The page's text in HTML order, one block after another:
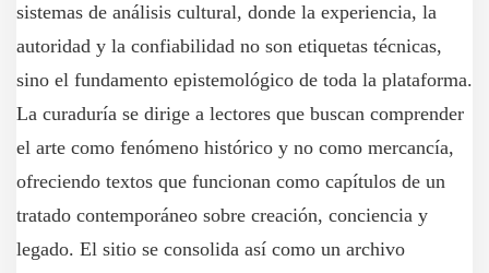
sistemas de análisis cultural, donde la experiencia, la
autoridad y la confiabilidad no son etiquetas técnicas,
sino el fundamento epistemológico de toda la plataforma.
La curaduría se dirige a lectores que buscan comprender
el arte como fenómeno histórico y no como mercancía,
ofreciendo textos que funcionan como capítulos de un
tratado contemporáneo sobre creación, conciencia y
legado. El sitio se consolida así como un archivo